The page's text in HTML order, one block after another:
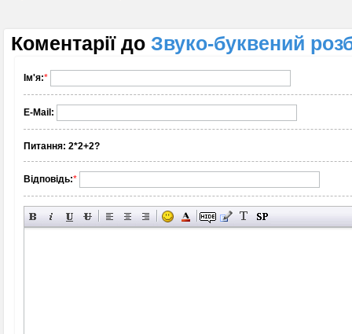
Коментарії до Звуко-буквений
Ім'я:*
E-Mail:
Питання: 2*2+2?
Відповідь:*